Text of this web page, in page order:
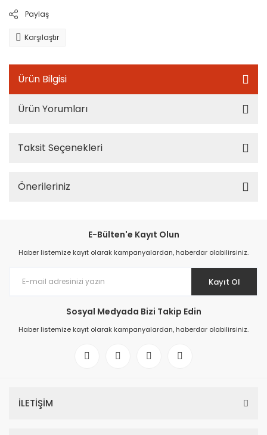
Paylaş
Karşılaştır
Ürün Bilgisi
Ürün Yorumları
Taksit Seçenekleri
Önerileriniz
E-Bülten'e Kayıt Olun
Haber listemize kayıt olarak kampanyalardan, haberdar olabilirsiniz.
Kayıt Ol
Sosyal Medyada Bizi Takip Edin
Haber listemize kayıt olarak kampanyalardan, haberdar olabilirsiniz.
İLETİŞİM